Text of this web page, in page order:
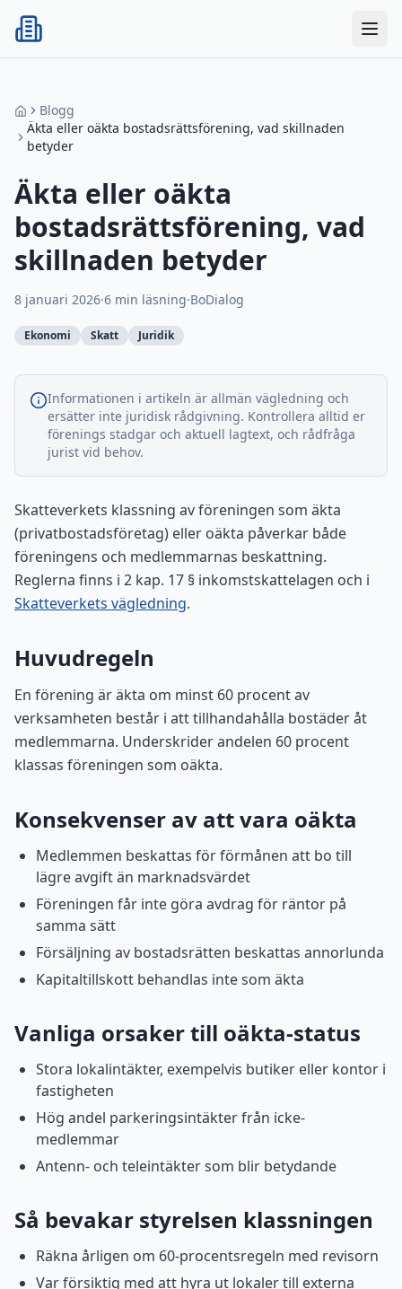
BoDialog
Blogg
Äkta eller oäkta bostadsrättsförening, vad skillnaden
betyder
Äkta eller oäkta
bostadsrättsförening, vad
skillnaden betyder
8 januari 2026·6 min läsning·BoDialog
Ekonomi Skatt Juridik
Informationen i artikeln är allmän vägledning och
ersätter inte juridisk rådgivning. Kontrollera alltid er
förenings stadgar och aktuell lagtext, och rådfråga
jurist vid behov.
Skatteverkets klassning av föreningen som äkta
(privatbostadsföretag) eller oäkta påverkar både
föreningens och medlemmarnas beskattning.
Reglerna finns i 2 kap. 17 § inkomstskattelagen och i
Skatteverkets vägledning.
Huvudregeln
En förening är äkta om minst 60 procent av
verksamheten består i att tillhandahålla bostäder åt
medlemmarna. Underskrider andelen 60 procent
klassas föreningen som oäkta.
Konsekvenser av att vara oäkta
Medlemmen beskattas för förmånen att bo till
lägre avgift än marknadsvärdet
Föreningen får inte göra avdrag för räntor på
samma sätt
Försäljning av bostadsrätten beskattas annorlunda
Kapitaltillskott behandlas inte som äkta
Vanliga orsaker till oäkta-status
Stora lokalintäkter, exempelvis butiker eller kontor i
fastigheten
Hög andel parkeringsintäkter från icke-
medlemmar
Antenn- och teleintäkter som blir betydande
Så bevakar styrelsen klassningen
Räkna årligen om 60-procentsregeln med revisorn
Var försiktig med att hyra ut lokaler till externa